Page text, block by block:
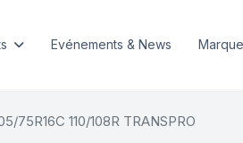
Evénements & News
75R16C 110/108R TRANSPRO